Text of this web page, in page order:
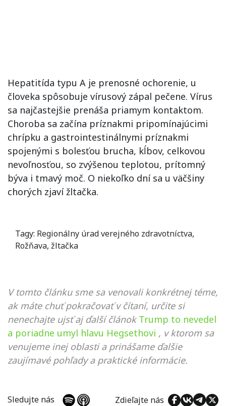
Hepatitída typu A je prenosné ochorenie, u
človeka spôsobuje vírusový zápal pečene. Vírus
sa najčastejšie prenáša priamym kontaktom.
Choroba sa začína príznakmi pripomínajúcimi
chrípku a gastrointestinálnymi príznakmi
spojenými s bolesťou brucha, kĺbov, celkovou
nevoľnosťou, so zvýšenou teplotou, prítomný
býva i tmavý moč. O niekoľko dní sa u väčšiny
chorých zjaví žltačka.
Tagy: Regionálny úrad verejného zdravotníctva,
Rožňava, žltačka
V tomto článku sme sa venovali konkrétnej téme,
ak máte chuť pokračovať v čítaní, určite si
nenechajte ujsť aj ďalší článok Trump to nevedel
a poriadne umyl hlavu Hegsethovi , v ktorom sa
venujeme inej oblasti a prinášame ďalšie
zaujímavé pohľady a praktické informácie.
Sledujte nás Zdieľajte nás